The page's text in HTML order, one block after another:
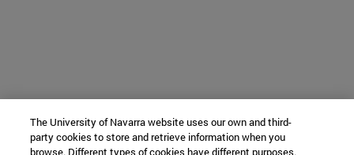
The University of Navarra website uses our own and third-
party cookies to store and retrieve information when you
browse. Different types of cookies have different purposes.